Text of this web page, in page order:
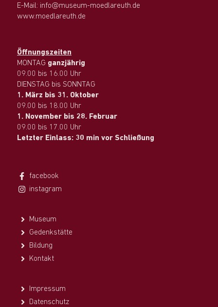
E-Mail: info@museum-moedlareuth.de
www.moedlareuth.de
Öffnungszeiten
MONTAG ganzjährig
09.00 bis 16.00 Uhr
DIENSTAG bis SONNTAG
1. März bis 31. Oktober
09.00 bis 18.00 Uhr
1. November bis 28. Februar
09.00 bis 17.00 Uhr
Letzter Einlass: 30 min vor Schließung
facebook
instagram
Museum
Gedenkstätte
Bildung
Kontakt
Impressum
Datenschutz